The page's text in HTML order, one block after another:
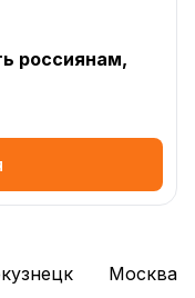
россиянам,
Москва